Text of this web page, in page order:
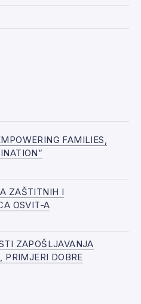
FAMILIES,
ZAŠTITNIH I
OSVIT-A
ZAPOŠLJAVANJA
PRIMJERI DOBRE